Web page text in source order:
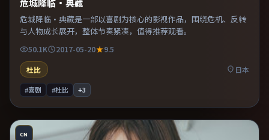
危城降临·典藏是一部以喜剧为核心的影视作品，围绕危机、反转
与人物成长展开，整体节奏紧凑，值得推荐观看。
50.1K 2017-05-20
9.5
杜比
日本
#喜剧 #杜比 +3
CN